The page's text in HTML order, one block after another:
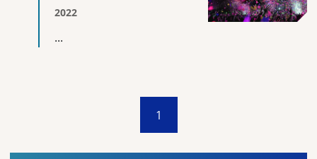
2022
...
1